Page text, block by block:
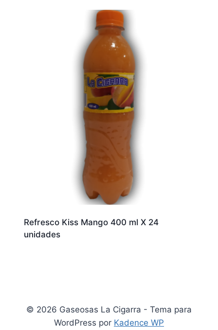
Refresco Kiss Mango 400 ml X 24
unidades
© 2026 Gaseosas La Cigarra - Tema para
WordPress por Kadence WP